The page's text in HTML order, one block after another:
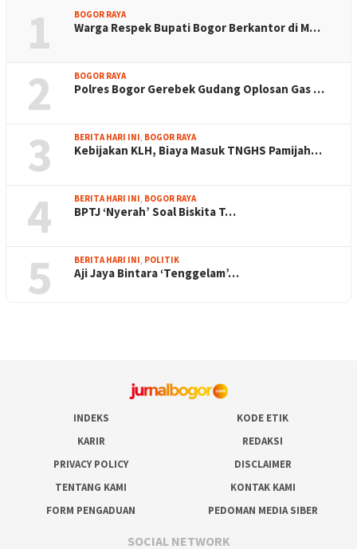
1 BOGOR RAYA
Warga Respek Bupati Bogor Berkantor di M…
2 BOGOR RAYA
Polres Bogor Gerebek Gudang Oplosan Gas …
3 BERITA HARI INI BOGOR RAYA
Kebijakan KLH, Biaya Masuk TNGHS Pamijah…
4 BERITA HARI INI BOGOR RAYA
BPTJ ‘Nyerah’ Soal Biskita T…
5 BERITA HARI INI POLITIK
Aji Jaya Bintara ‘Tenggelam’…
INDEKS
KODE ETIK
KARIR
REDAKSI
PRIVACY POLICY
DISCLAIMER
TENTANG KAMI
KONTAK KAMI
FORM PENGADUAN
PEDOMAN MEDIA SIBER
SOCIAL NETWORK